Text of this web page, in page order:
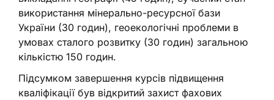
використання мінерально-ресурсної бази
України (30 годин), геоекологічні проблеми в
умовах сталого розвитку (30 годин) загальною
кількістю 150 годин.
Підсумком завершення курсів підвищення
кваліфікації був відкритий захист фахових